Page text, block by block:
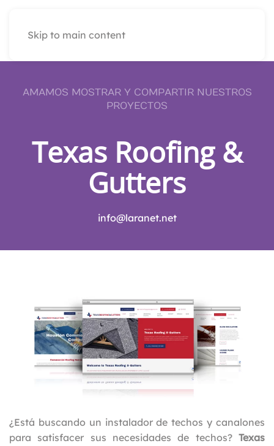
Skip to main content
AMAMOS MOSTRAR Y COMPARTIR NUESTROS
PROYECTOS
Texas Roofing &
Gutters
info@laranet.net
¿Está buscando un instalador de techos y canalones
para satisfacer sus necesidades de techos? Texas